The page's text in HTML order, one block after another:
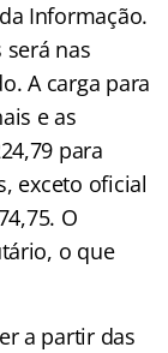
Informação.
nas
A carga para
e as
para
exceto oficial
O
o que
a partir das